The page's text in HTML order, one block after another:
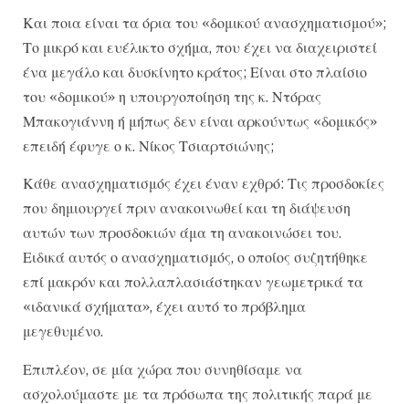
Και ποια είναι τα όρια του «δομικού ανασχηματισμού»;
Το μικρό και ευέλικτο σχήμα, που έχει να διαχειριστεί
ένα μεγάλο και δυσκίνητο κράτος; Είναι στο πλαίσιο
του «δομικού» η υπουργοποίηση της κ. Ντόρας
Μπακογιάννη ή μήπως δεν είναι αρκούντως «δομικός»
επειδή έφυγε ο κ. Νίκος Τσιαρτσιώνης;
Κάθε ανασχηματισμός έχει έναν εχθρό: Τις προσδοκίες
που δημιουργεί πριν ανακοινωθεί και τη διάψευση
αυτών των προσδοκιών άμα τη ανακοινώσει του.
Ειδικά αυτός ο ανασχηματισμός, ο οποίος συζητήθηκε
επί μακρόν και πολλαπλασιάστηκαν γεωμετρικά τα
«ιδανικά σχήματα», έχει αυτό το πρόβλημα
μεγεθυμένο.
Επιπλέον, σε μία χώρα που συνηθίσαμε να
ασχολούμαστε με τα πρόσωπα της πολιτικής παρά με